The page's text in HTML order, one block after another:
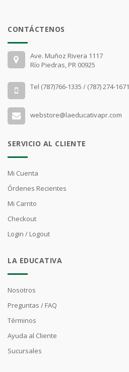
CONTÁCTENOS
Ave. Muñoz Rivera 1117
Río Piedras, PR 00925
Tel (787)766-1335 / (787) 274-1671
webstore@laeducativapr.com
SERVICIO AL CLIENTE
Mi Cuenta
Órdenes Recientes
Mi Carrito
Checkout
Login / Logout
LA EDUCATIVA
Nosotros
Preguntas / FAQ
Términos
Ayuda al Cliente
Sucursales